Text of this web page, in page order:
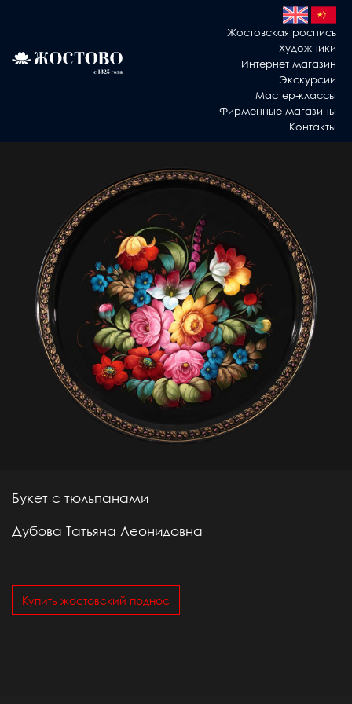
Жостовская роспись
Художники
Интернет магазин
Экскурсии
Мастер-классы
Фирменные магазины
Контакты
Букет с тюльпанами
Дубова Татьяна Леонидовна
Купить жостовский поднос